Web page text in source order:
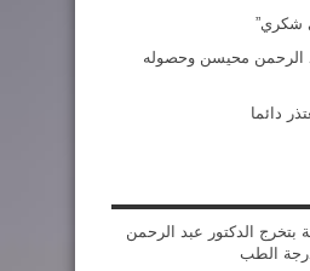
شكري”
الرحمن محيسن وحصوله
دائما
بتخرج الدكتور عبد الرحمن
الطب